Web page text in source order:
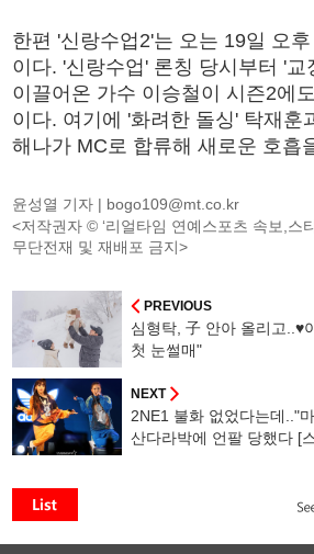
한편 '신랑수업2'는 오는 19일 오
이다. '신랑수업' 론칭 당시부터 '교
이끌어온 가수 이승철이 시즌2에
이다. 여기에 '화려한 돌싱' 탁재훈
해나가 MC로 합류해 새로운 호흡
윤성열 기자 | bogo109@mt.co.kr
<저작권자 © ‘리얼타임 연예스포츠 속보,스
무단전재 및 재배포 금지>
PREVIOUS
심형탁, 子 안아 올리고..♥
첫 눈썰매"
NEXT
2NE1 불화 없었다는데.."
산다라박에 언팔 당했다 [